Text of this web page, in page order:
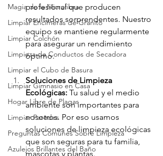
Magia de la Microfibra
Limpiar Encimeras de Granito
Limpiar Colchón
Limpieza de Conductos de Secadora
Limpiar el Cubo de Basura
Limpiar Gimnasio en Casa
Hogar Libre de Plagas
Limpiar Paredes
Preguntas Comunes Sobre Limpieza
Azulejos Brillantes del Baño
profesional que producen
resultados sorprendentes. Nuestro
equipo se mantiene regularmente
para asegurar un rendimiento
óptimo.
Soluciones de Limpieza
Ecológicas: Tu salud y el medio
ambiente son importantes para
nosotros. Por eso usamos
soluciones de limpieza ecológicas
que son seguras para tu familia,
mascotas y plantas.